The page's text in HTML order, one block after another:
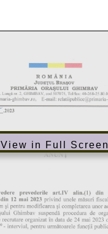
View in Full Screen